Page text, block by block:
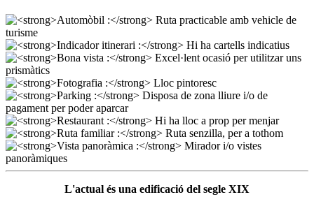
L'actual és una edificació del segle XIX